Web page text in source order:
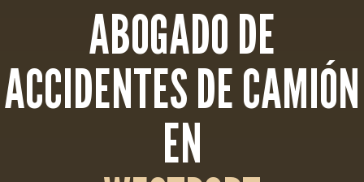
ABOGADO DE
ACCIDENTES DE CAMIÓN
EN